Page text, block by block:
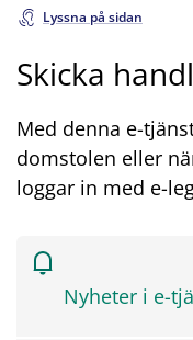
Lyssna på sidan
Skicka
Med denna e-
domstolen eller
loggar in med e-
Nyheter i e-